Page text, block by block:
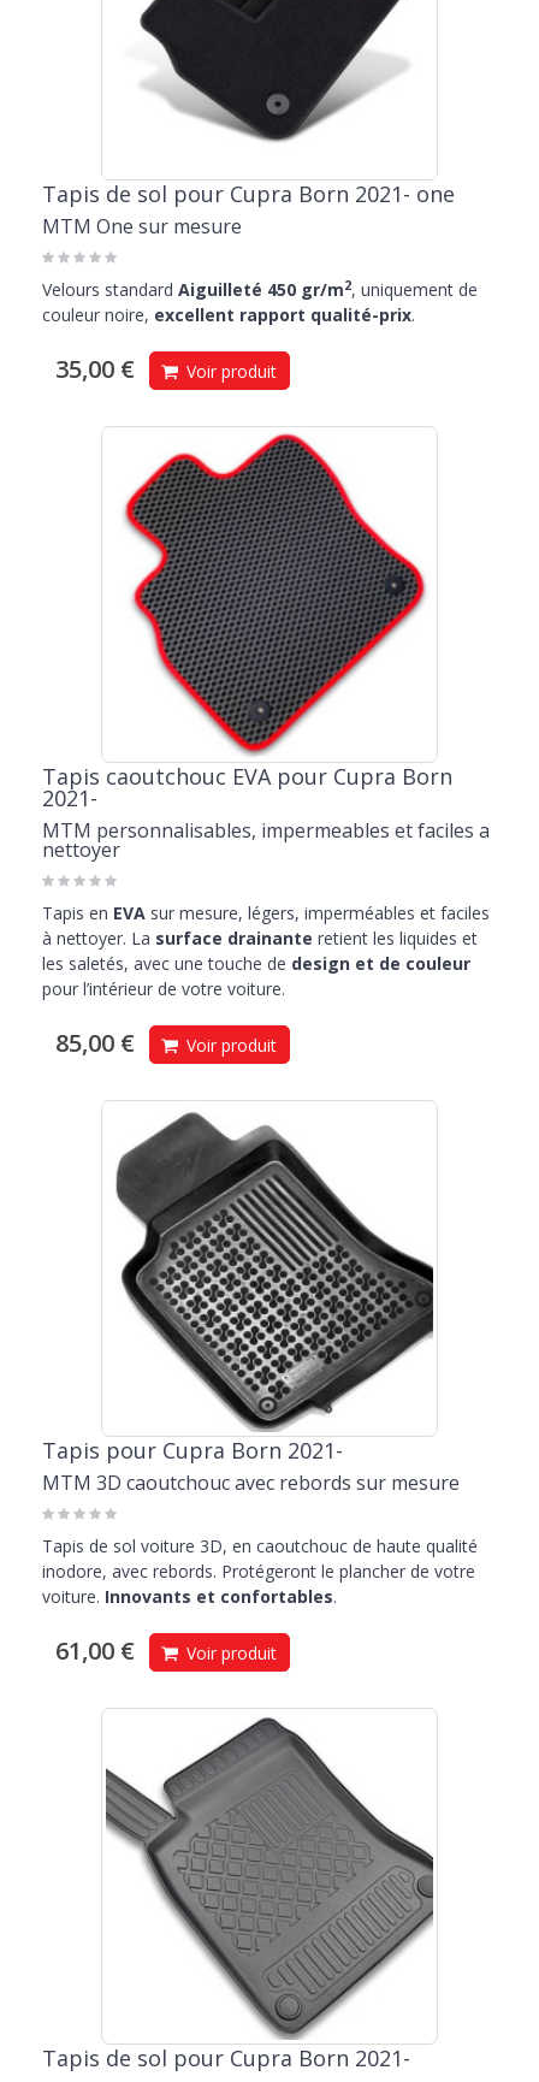
Tapis de sol pour Cupra Born 2021- one
MTM One sur mesure
Velours standard Aiguilleté 450 gr/m2, uniquement de
couleur noire, excellent rapport qualité-prix.
35,00 € Voir produit
Tapis caoutchouc EVA pour Cupra Born
2021-
MTM personnalisables, impermeables et faciles a
nettoyer
Tapis en EVA sur mesure, légers, imperméables et faciles
à nettoyer. La surface drainante retient les liquides et
les saletés, avec une touche de design et de couleur
pour l’intérieur de votre voiture.
85,00 € Voir produit
Tapis pour Cupra Born 2021-
MTM 3D caoutchouc avec rebords sur mesure
Tapis de sol voiture 3D, en caoutchouc de haute qualité
inodore, avec rebords. Protégeront le plancher de votre
voiture. Innovants et confortables.
61,00 € Voir produit
Tapis de sol pour Cupra Born 2021-